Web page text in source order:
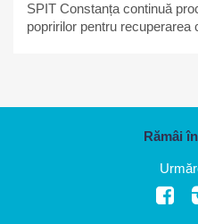
SPIT Constanța continuă
popririlor pentru recuperarea
Rămâi